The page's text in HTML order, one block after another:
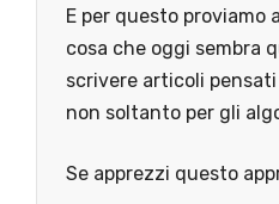
E per questo proviamo
cosa che oggi sembra
scrivere articoli
non soltanto per gli
Se apprezzi questo